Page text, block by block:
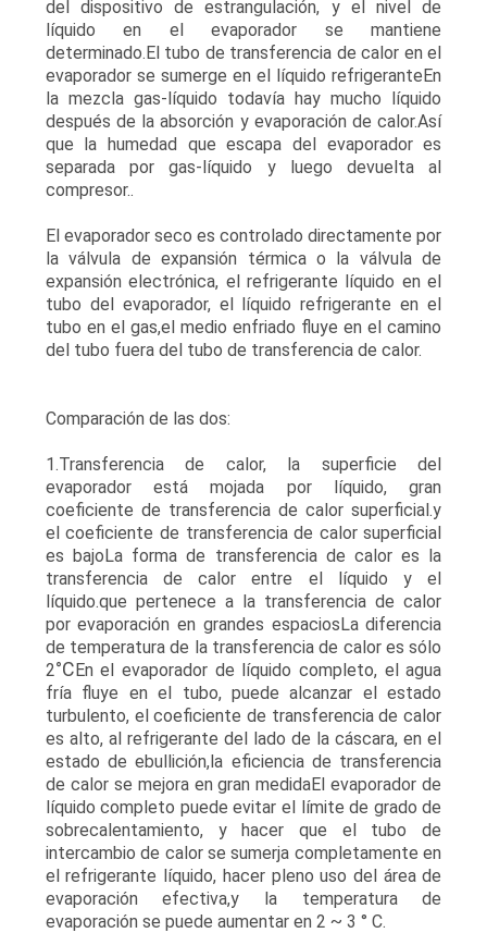
CONTACTO
CON
NOTICIAS
CASOS
PIDA
UNA
DEL
SITIO
POLÍTICA
PRIVACIDAD
del dispositivo de estrangulación, y el nivel de
líquido en el evaporador se mantiene
determinado.El tubo de transferencia de calor en el
evaporador se sumerge en el líquido refrigeranteEn
la mezcla gas-líquido todavía hay mucho líquido
después de la absorción y evaporación de calor.Así
que la humedad que escapa del evaporador es
separada por gas-líquido y luego devuelta al
compresor..
El evaporador seco es controlado directamente por
la válvula de expansión térmica o la válvula de
expansión electrónica, el refrigerante líquido en el
tubo del evaporador, el líquido refrigerante en el
tubo en el gas,el medio enfriado fluye en el camino
del tubo fuera del tubo de transferencia de calor.
Comparación de las dos:
1.Transferencia de calor, la superficie del
evaporador está mojada por líquido, gran
coeficiente de transferencia de calor superficial.y
el coeficiente de transferencia de calor superficial
es bajoLa forma de transferencia de calor es la
transferencia de calor entre el líquido y el
líquido.que pertenece a la transferencia de calor
por evaporación en grandes espaciosLa diferencia
de temperatura de la transferencia de calor es sólo
2°CEn el evaporador de líquido completo, el agua
fría fluye en el tubo, puede alcanzar el estado
turbulento, el coeficiente de transferencia de calor
es alto, al refrigerante del lado de la cáscara, en el
estado de ebullición,la eficiencia de transferencia
de calor se mejora en gran medidaEl evaporador de
líquido completo puede evitar el límite de grado de
sobrecalentamiento, y hacer que el tubo de
intercambio de calor se sumerja completamente en
el refrigerante líquido, hacer pleno uso del área de
evaporación efectiva,y la temperatura de
evaporación se puede aumentar en 2 ~ 3 ° C.